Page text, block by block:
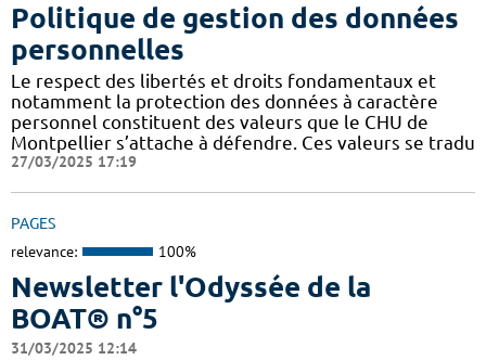
Politique de gestion des données
personnelles
Le respect des libertés et droits fondamentaux et
notamment la protection des données à caractère
personnel constituent des valeurs que le CHU de
Montpellier s’attache à défendre. Ces valeurs se tradu
27/03/2025 17:19
PAGES
relevance: 100%
Newsletter l'Odyssée de la
BOAT® n°5
31/03/2025 12:14